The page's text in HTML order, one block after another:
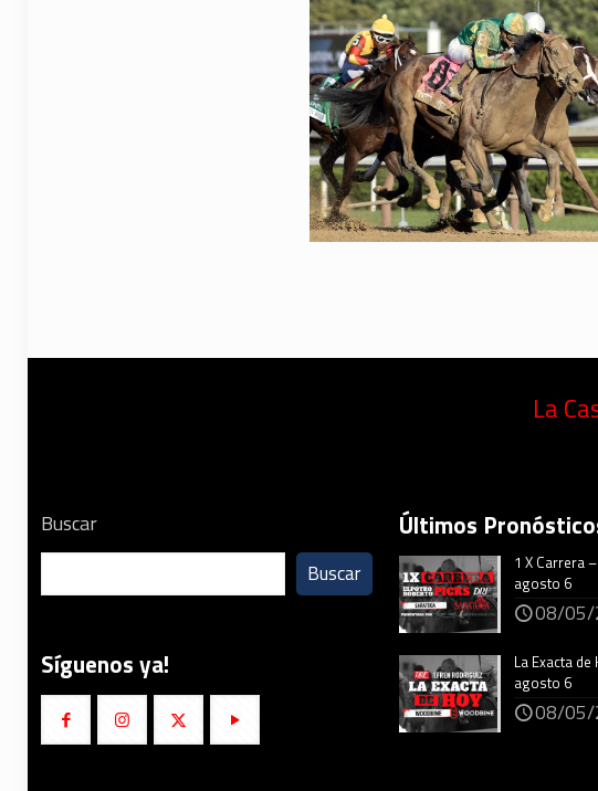
La
Buscar
Buscar
Síguenos ya!
Últimos
1 X Carrera
agosto 6
08/
La Exacta
agosto 6
08/